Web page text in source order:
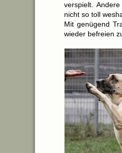
verspielt.
nicht so toll
Mit genügend
wieder befreien